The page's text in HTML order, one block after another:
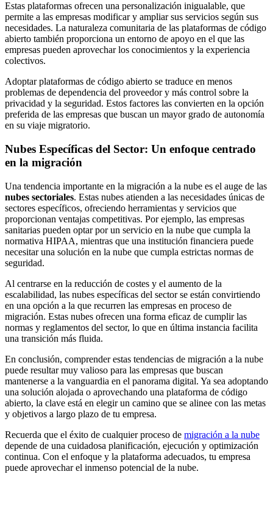
Estas plataformas ofrecen una personalización inigualable, que
permite a las empresas modificar y ampliar sus servicios según sus
necesidades. La naturaleza comunitaria de las plataformas de código
abierto también proporciona un entorno de apoyo en el que las
empresas pueden aprovechar los conocimientos y la experiencia
colectivos.
Adoptar plataformas de código abierto se traduce en menos
problemas de dependencia del proveedor y más control sobre la
privacidad y la seguridad. Estos factores las convierten en la opción
preferida de las empresas que buscan un mayor grado de autonomía
en su viaje migratorio.
Nubes Específicas del Sector: Un enfoque centrado
en la migración
Una tendencia importante en la migración a la nube es el auge de las
nubes sectoriales. Estas nubes atienden a las necesidades únicas de
sectores específicos, ofreciendo herramientas y servicios que
proporcionan ventajas competitivas. Por ejemplo, las empresas
sanitarias pueden optar por un servicio en la nube que cumpla la
normativa HIPAA, mientras que una institución financiera puede
necesitar una solución en la nube que cumpla estrictas normas de
seguridad.
Al centrarse en la reducción de costes y el aumento de la
escalabilidad, las nubes específicas del sector se están convirtiendo
en una opción a la que recurren las empresas en proceso de
migración. Estas nubes ofrecen una forma eficaz de cumplir las
normas y reglamentos del sector, lo que en última instancia facilita
una transición más fluida.
En conclusión, comprender estas tendencias de migración a la nube
puede resultar muy valioso para las empresas que buscan
mantenerse a la vanguardia en el panorama digital. Ya sea adoptando
una solución alojada o aprovechando una plataforma de código
abierto, la clave está en elegir un camino que se alinee con las metas
y objetivos a largo plazo de tu empresa.
Recuerda que el éxito de cualquier proceso de migración a la nube
depende de una cuidadosa planificación, ejecución y optimización
continua. Con el enfoque y la plataforma adecuados, tu empresa
puede aprovechar el inmenso potencial de la nube.